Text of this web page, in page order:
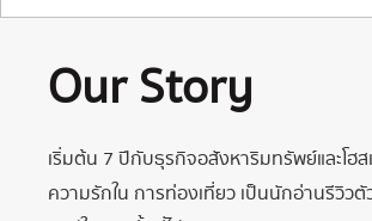
Our Story
เริ่มต้น 7 ปีกับธุรกิจอสังหาริมทรัพย์และโฮ
ความรักใน การท่องเที่ยว เป็นนักอ่านรีวิวตั